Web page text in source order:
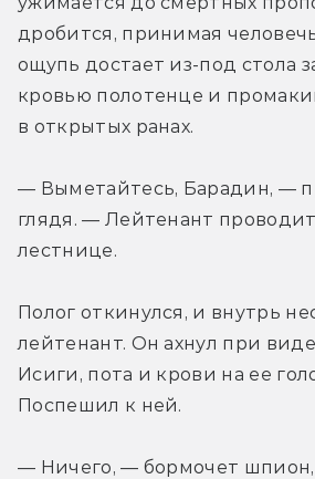
дробится, принимая
ощупь достает из-под стола
кровью полотенце и
в открытых ранах.
— Выметайтесь, Барадин, —
глядя. — Лейтенант проводит
лестнице.
Полог откинулся, и внутрь
лейтенант. Он ахнул при
Исиги, пота и крови на ее
Поспешил к ней.
— Ничего, — бормочет шпион,